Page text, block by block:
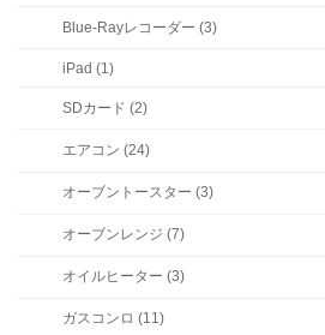
Blue-Rayレコーダー (3)
iPad (1)
SDカード (2)
エアコン (24)
オーブントースター (3)
オーブンレンジ (7)
オイルヒーター (3)
ガスコンロ (11)